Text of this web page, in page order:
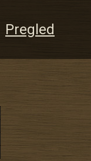
Pregled